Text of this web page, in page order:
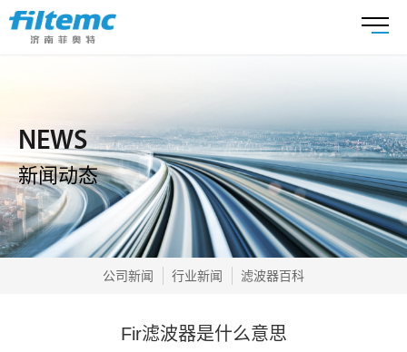
NEWS
新闻动态
公司新闻 行业新闻 滤波器百科
Fir滤波器是什么意思